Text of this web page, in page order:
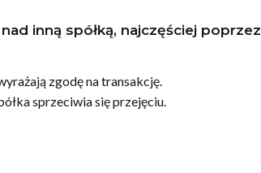
inną spółką, najczęściej poprzez
zgodę na transakcję.
sprzeciwia się przejęciu.